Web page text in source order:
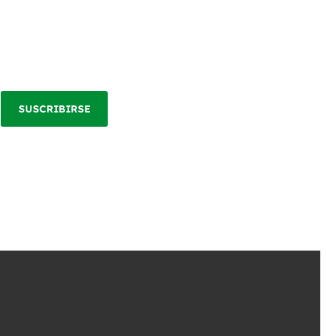
SUSCRIBIRSE